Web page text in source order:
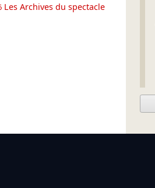
Les Archives du spectacle